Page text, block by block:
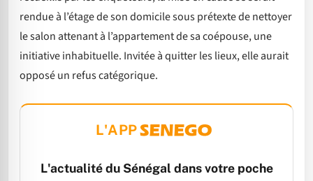
rendue à l’étage de son domicile sous prétexte de nettoyer
le salon attenant à l’appartement de sa coépouse, une
initiative inhabituelle. Invitée à quitter les lieux, elle aurait
opposé un refus catégorique.
L'APP
L'actualité du Sénégal dans votre poche